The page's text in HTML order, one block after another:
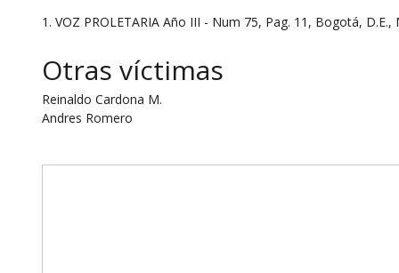
1. VOZ PROLETARIA Año III - Num 75, Pag. 11, Bogotá,
Otras víctimas
Reinaldo Cardona M.
Andres Romero